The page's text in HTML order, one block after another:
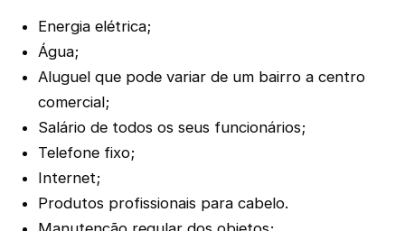
Energia elétrica;
Água;
Aluguel que pode variar de um bairro a centro
comercial;
Salário de todos os seus funcionários;
Telefone fixo;
Internet;
Produtos profissionais para cabelo.